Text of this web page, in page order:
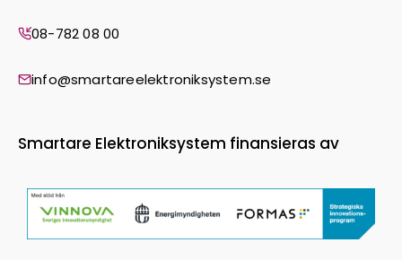
08-782 08 00
info@smartareelektroniksystem.se
Smartare Elektroniksystem finansieras av